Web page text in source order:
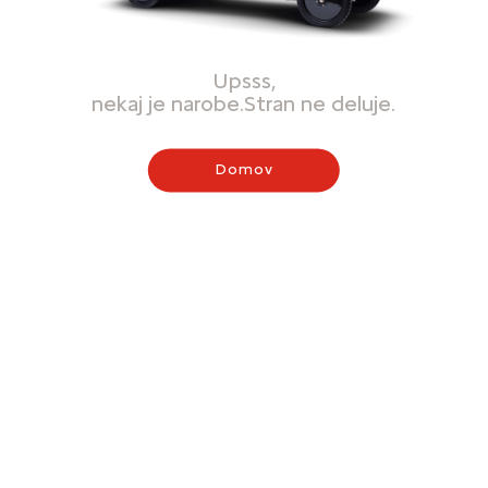
Upsss,
nekaj je narobe.Stran ne deluje.
Domov